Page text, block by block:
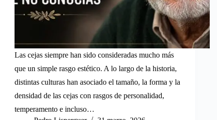
Las cejas siempre han sido consideradas mucho más
que un simple rasgo estético. A lo largo de la historia,
distintas culturas han asociado el tamaño, la forma y la
densidad de las cejas con rasgos de personalidad,
temperamento e incluso…